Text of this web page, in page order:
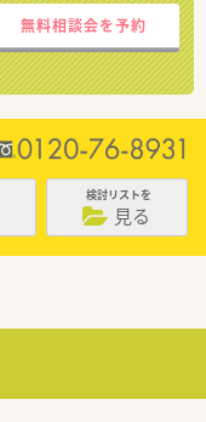
無料相談会を予約
検討リストを
見る